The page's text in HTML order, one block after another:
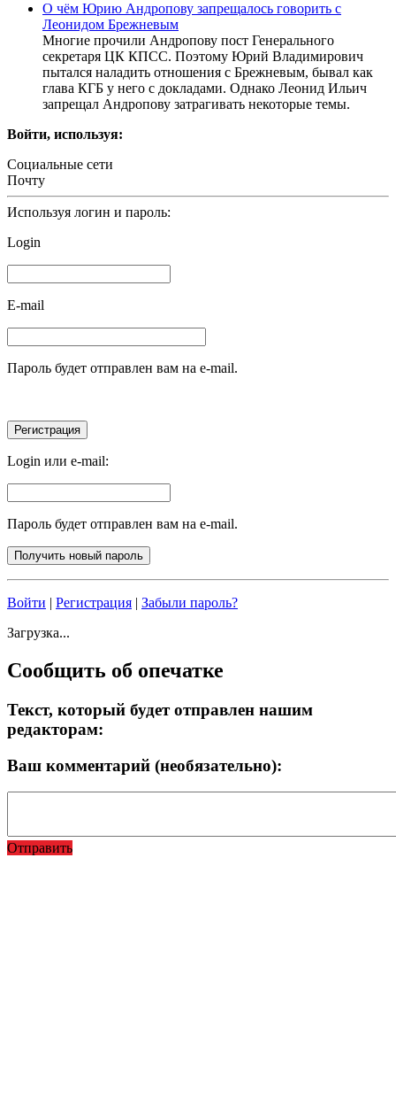
О чём Юрию Андропову запрещалось говорить с
Леонидом Брежневым
Многие прочили Андропову пост Генерального
секретаря ЦК КПСС. Поэтому Юрий Владимирович
пытался наладить отношения с Брежневым, бывал как
глава КГБ у него с докладами. Однако Леонид Ильич
запрещал Андропову затрагивать некоторые темы.
Войти, используя:
Социальные сети
Почту
Используя логин и пароль:
Login
E-mail
Пароль будет отправлен вам на e-mail.
Login или e-mail:
Пароль будет отправлен вам на e-mail.
Войти | Регистрация | Забыли пароль?
Загрузка...
Сообщить об опечатке
Текст, который будет отправлен нашим
редакторам:
Ваш комментарий (необязательно):
Отправить